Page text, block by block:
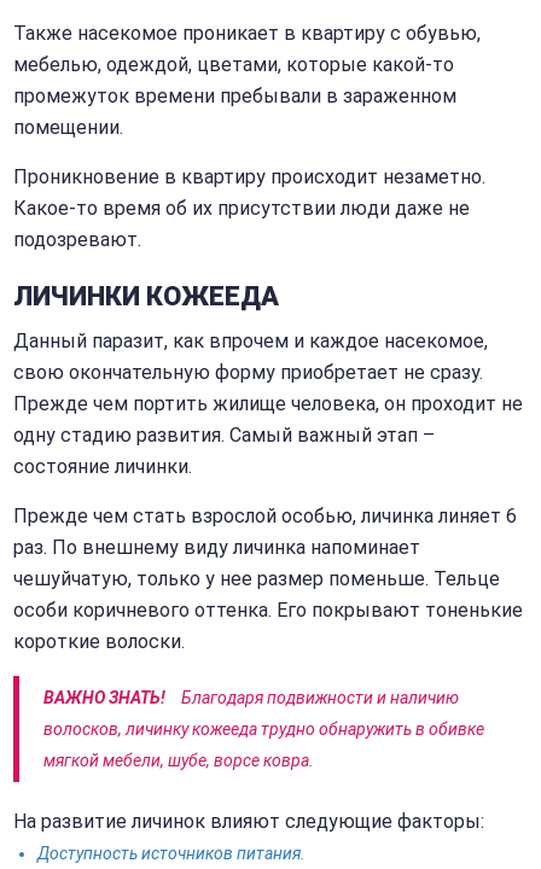
Также насекомое проникает в квартиру с обувью,
мебелью, одеждой, цветами, которые какой-то
промежуток времени пребывали в зараженном
помещении.
Проникновение в квартиру происходит незаметно.
Какое-то время об их присутствии люди даже не
подозревают.
ЛИЧИНКИ КОЖЕЕДА
Данный паразит, как впрочем и каждое насекомое,
свою окончательную форму приобретает не сразу.
Прежде чем портить жилище человека, он проходит не
одну стадию развития. Самый важный этап –
состояние личинки.
Прежде чем стать взрослой особью, личинка линяет 6
раз. По внешнему виду личинка напоминает
чешуйчатую, только у нее размер поменьше. Тельце
особи коричневого оттенка. Его покрывают тоненькие
короткие волоски.
ВАЖНО ЗНАТЬ!
Благодаря подвижности и наличию
волосков, личинку кожееда трудно обнаружить в обивке
мягкой мебели, шубе, ворсе ковра.
На развитие личинок влияют следующие факторы:
Доступность источников питания.